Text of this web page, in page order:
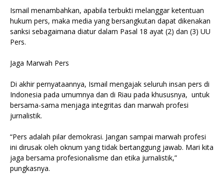
Ismail menambahkan, apabila terbukti melanggar ketentuan
hukum pers, maka media yang bersangkutan dapat dikenakan
sanksi sebagaimana diatur dalam Pasal 18 ayat (2) dan (3) UU
Pers.
Jaga Marwah Pers
Di akhir pernyataannya, Ismail mengajak seluruh insan pers di
Indonesia pada umumnya dan di Riau pada khususnya, untuk
bersama-sama menjaga integritas dan marwah profesi
jurnalistik.
“Pers adalah pilar demokrasi. Jangan sampai marwah profesi
ini dirusak oleh oknum yang tidak bertanggung jawab. Mari kita
jaga bersama profesionalisme dan etika jurnalistik,”
pungkasnya.